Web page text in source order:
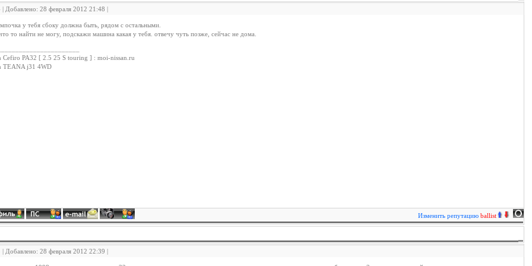
Добавлено: 28 февраля 2012 21:48 |
у тебя сбоку должна быть, рядом с остальными.
то найти не могу, подскажи машина какая у тебя. отвечу чуть позже, сейчас не дома.
Cefiro PA32 [ 2.5 25 S touring ] : moi-nissan.ru
TEANA j31 4WD
Изменить репутацию ballist
Добавлено: 28 февраля 2012 22:39 |